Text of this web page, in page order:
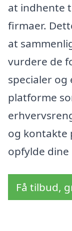
at indhente
firmaer.
at
vurdere de
specialer
platforme
og kontakte
opfylde
Få tilbud,